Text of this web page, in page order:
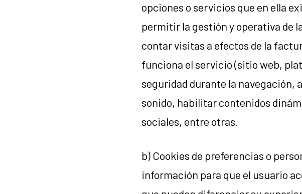
opciones o servicios que en ella
permitir la gestión y operativa de
contar visitas a efectos de la
funciona el servicio (sitio web,
seguridad durante la navegación,
sonido, habilitar contenidos
sociales, entre otras.
b) Cookies de preferencias o
información para que el usuario